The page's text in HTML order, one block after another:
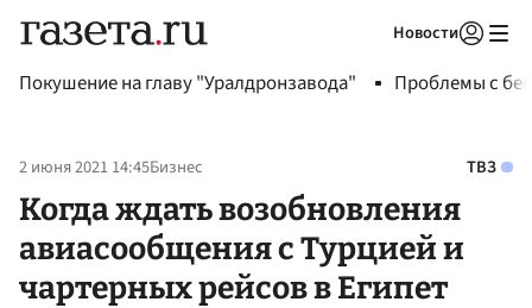
Новости
Покушение на главу "Уралдронзавода" Проблемы с
2 июня 2021 14:45Бизнес ТВЗ
Когда ждать возобновления
авиасообщения с Турцией и
чартерных рейсов в Египет